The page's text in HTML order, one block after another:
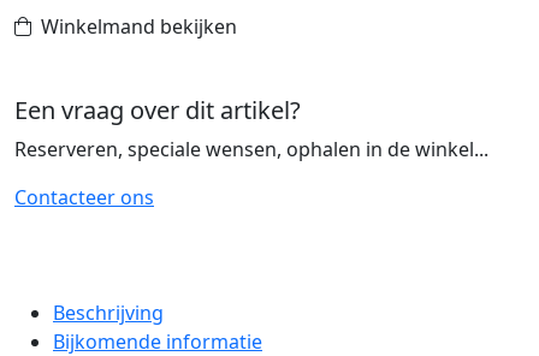
&
Zilver
Winkelmand bekijken
Een vraag over dit artikel?
Reserveren, speciale wensen, ophalen in de winkel...
Contacteer ons
Beschrijving
Bijkomende informatie